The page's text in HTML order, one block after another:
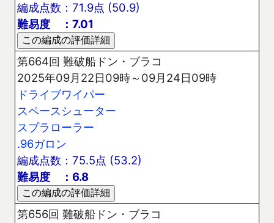
編成点数：71.9点 (50.9)
難易度 ：7.01
第664回 難破船ドン・ブラコ
2025年09月22日09時～09月24日09時
ドライブワイパー
スペースシューター
スプラローラー
.96ガロン
編成点数：75.5点 (53.2)
難易度 ：6.8
第656回 難破船ドン・ブラコ